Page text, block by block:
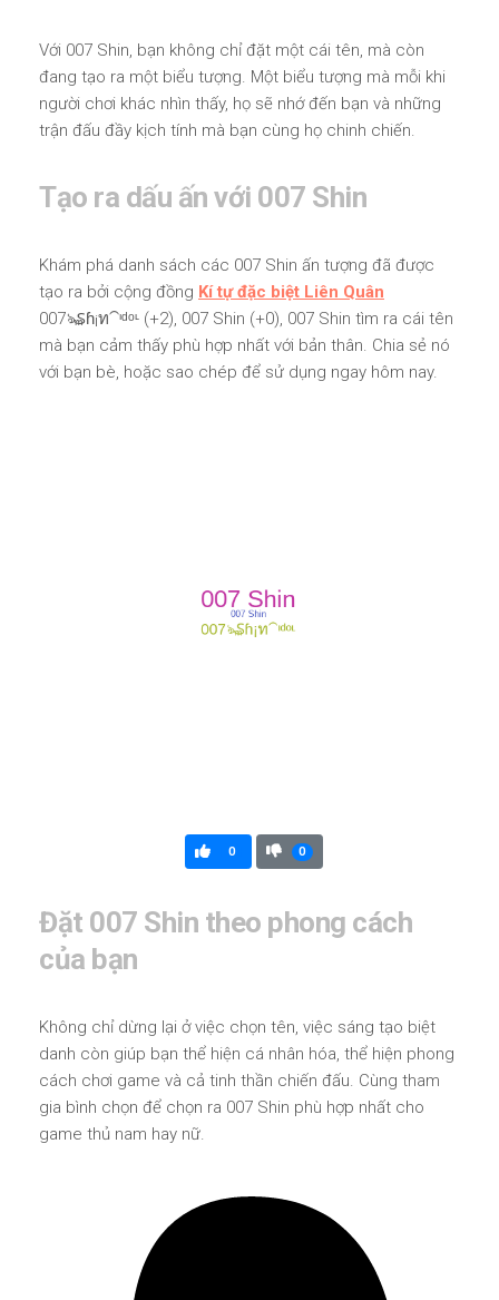
Với 007 Shin, bạn không chỉ đặt một cái tên, mà còn
đang tạo ra một biểu tượng. Một biểu tượng mà mỗi khi
người chơi khác nhìn thấy, họ sẽ nhớ đến bạn và những
trận đấu đầy kịch tính mà bạn cùng họ chinh chiến.
Tạo ra dấu ấn với 007 Shin
Khám phá danh sách các 007 Shin ấn tượng đã được
tạo ra bởi cộng đồng Kí tự đặc biệt Liên Quân
007ঌ₷ɦ¡ท⁀ᶦᵈᵒᶫ (+2), 007 Shin (+0), 007 Shin tìm ra cái tên
mà bạn cảm thấy phù hợp nhất với bản thân. Chia sẻ nó
với bạn bè, hoặc sao chép để sử dụng ngay hôm nay.
0 0
Đặt 007 Shin theo phong cách
của bạn
Không chỉ dừng lại ở việc chọn tên, việc sáng tạo biệt
danh còn giúp bạn thể hiện cá nhân hóa, thể hiện phong
cách chơi game và cả tinh thần chiến đấu. Cùng tham
gia bình chọn để chọn ra 007 Shin phù hợp nhất cho
game thủ nam hay nữ.